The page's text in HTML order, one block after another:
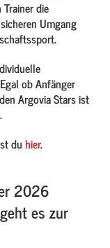
die
Umgang
ob Anfänger
Argovia Stars ist
du hier.
2026
es zur